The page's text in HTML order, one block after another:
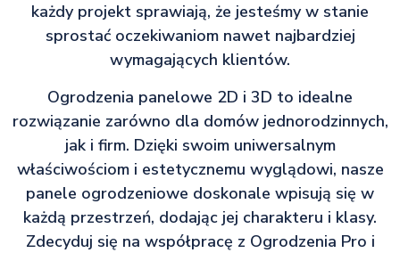
każdy projekt sprawiają, że jesteśmy w stanie
sprostać oczekiwaniom nawet najbardziej
wymagających klientów.
Ogrodzenia panelowe 2D i 3D to idealne
rozwiązanie zarówno dla domów jednorodzinnych,
jak i firm. Dzięki swoim uniwersalnym
właściwościom i estetycznemu wyglądowi, nasze
panele ogrodzeniowe doskonale wpisują się w
każdą przestrzeń, dodając jej charakteru i klasy.
Zdecyduj się na współpracę z Ogrodzenia Pro i